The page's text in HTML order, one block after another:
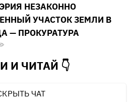
НЕЗАКОННО
УЧАСТОК ЗЕМЛИ В
— ПРОКУРАТУРА
И ЧИТАЙ 👇
ЧАТ